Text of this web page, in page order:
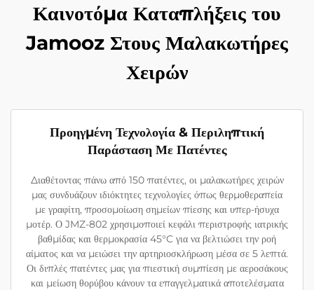
Καινοτόμα Καταπλήξεις του
Jamooz Στους Μαλακωτήρες
Χειρών
Προηγμένη Τεχνολογία & Περιληπτική
Παράσταση Με Πατέντες
Διαθέτοντας πάνω από 150 πατέντες, οι μαλακωτήρες χειρών
μας συνδυάζουν ιδιόκτητες τεχνολογίες όπως θερμοθεραπεία
με γραφίτη, προσομοίωση σημείων πίεσης και υπερ-ήσυχα
μοτέρ. Ο JMZ-802 χρησιμοποιεί κεφάλι περιστροφής ιατρικής
βαθμίδας και θερμοκρασία 45°C για να βελτιώσει την ροή
αίματος και να μειώσει την αρτηριοσκλήρωση μέσα σε 5 λεπτά.
Οι διπλές πατέντες μας για πιεστική συμπίεση με αεροσάκους
και μείωση θορύβου κάνουν τα επαγγελματικά αποτελέσματα